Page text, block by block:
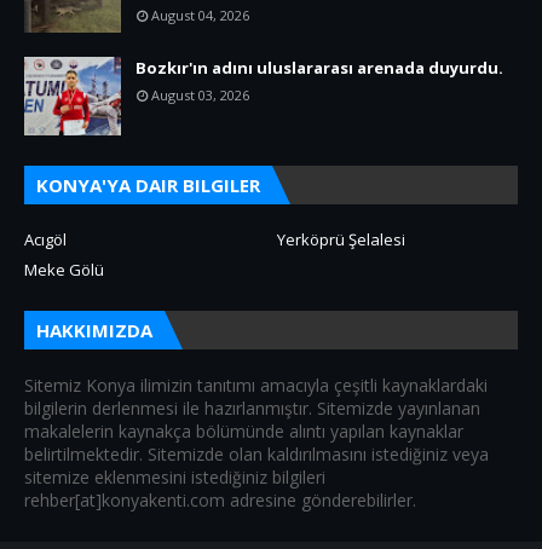
August 04, 2026
Bozkır'ın adını uluslararası arenada duyurdu.
August 03, 2026
KONYA'YA DAIR BILGILER
Acıgöl
Yerköprü Şelalesi
Meke Gölü
HAKKIMIZDA
Sitemiz Konya ilimizin tanıtımı amacıyla çeşitli kaynaklardaki
bilgilerin derlenmesi ile hazırlanmıştır. Sitemizde yayınlanan
makalelerin kaynakça bölümünde alıntı yapılan kaynaklar
belirtilmektedir. Sitemizde olan kaldırılmasını istediğiniz veya
sitemize eklenmesini istediğiniz bilgileri
rehber[at]konyakenti.com adresine gönderebilirler.